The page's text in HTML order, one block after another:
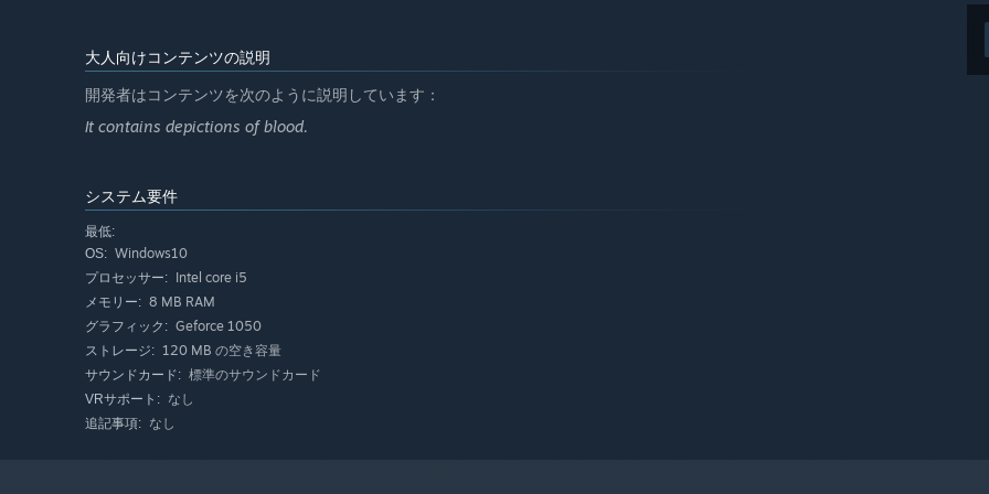
大人向けコンテンツの説明
開発者はコンテンツを次のように説明しています：
It contains depictions of blood.
システム要件
最低:
OS: Windows10
プロセッサー: Intel core i5
メモリー: 8 MB RAM
グラフィック: Geforce 1050
ストレージ: 120 MB の空き容量
サウンドカード: 標準のサウンドカード
VRサポート: なし
追記事項: なし